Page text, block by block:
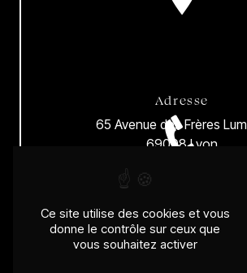
Adresse
65 Avenue des Frères
69008 Lyon
Téléphone
04 78 00 31 96
Ce site utilise des cookies et vous
donne le contrôle sur ceux que
vous souhaitez activer